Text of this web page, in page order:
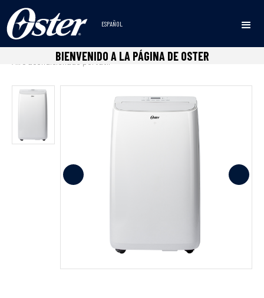
ESPAÑOL
BIENVENIDO A LA PÁGINA DE OSTER
Inicio • Room Confort • Aire Acondicionados •
Aire acondicionado portátil